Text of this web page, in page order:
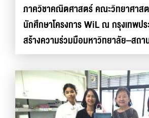
ภาควิชาคณิตศาสตร์ คณะวิทยาศาส
นักศึกษาโครงการ WiL ณ กรุงเทพป
สร้างความร่วมมือมหาวิทยาลัย–สถา
พัฒนาบัณฑิตสู่ตลาดแรงงาน”